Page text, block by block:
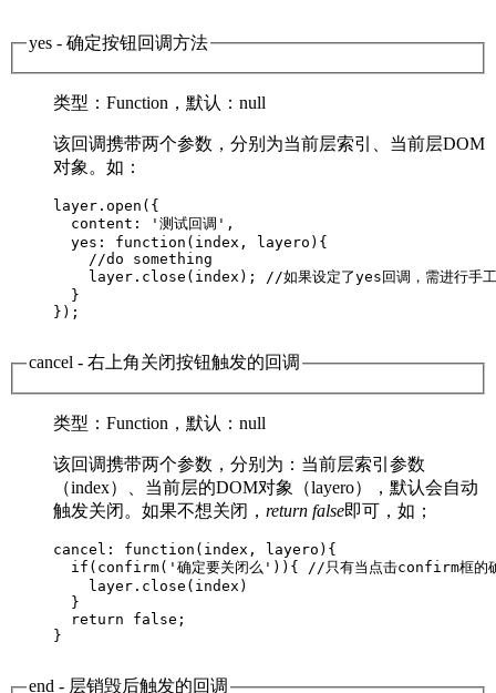
yes - 确定按钮回调方法
类型 ：Function， 默认 ：null
该回调携带两个参数，分别为当前层索引、当前层DOM
对象。如：
layer.open({
  content: '测试回调',
  yes: function(index, layero){
    //do something
layer.close(index); //如果设定了yes回调，需进行手
  }
});
cancel - 右上角关闭按钮触发的回调
类型 ：Function， 默认 ：null
该回调携带两个参数，分别为：当前层索引参数
（index）、当前层的DOM对象（layero），默认会自动
触发关闭。如果不想关闭， return false即可，如；
cancel: function(index, layero){
if(confirm('确定要关闭么')){ //只有当点击confirm框的
    layer.close(index)
  }
  return false;
}
end - 层销毁后触发的回调